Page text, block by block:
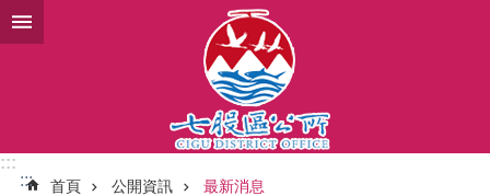
跳到主要內容區塊
:::
:::
首頁 公開資訊 最新消息